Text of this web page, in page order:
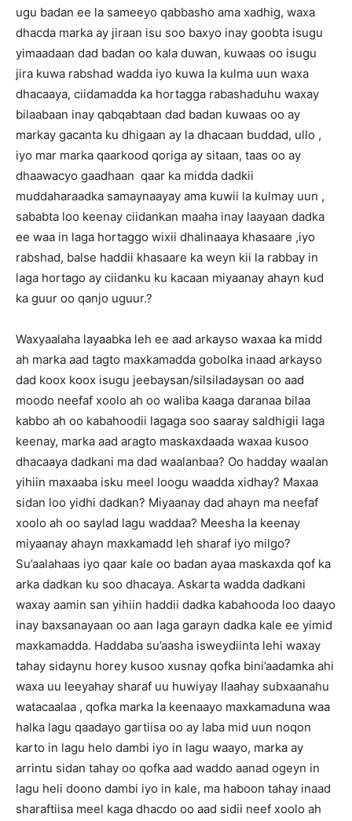
ugu badan ee la sameeyo qabbasho ama xadhig, waxa
dhacda marka ay jiraan isu soo baxyo inay goobta isugu
yimaadaan dad badan oo kala duwan, kuwaas oo isugu
jira kuwa rabshad wadda iyo kuwa la kulma uun waxa
dhacaaya, ciidamadda ka hortagga rabashaduhu waxay
bilaabaan inay qabqabtaan dad badan kuwaas oo ay
markay gacanta ku dhigaan ay la dhacaan buddad, ullo ,
iyo mar marka qaarkood qoriga ay sitaan, taas oo ay
dhaawacyo gaadhaan qaar ka midda dadkii
muddaharaadka samaynaayay ama kuwii la kulmay uun ,
sababta loo keenay ciidankan maaha inay laayaan dadka
ee waa in laga hortaggo wixii dhalinaaya khasaare ,iyo
rabshad, balse haddii khasaare ka weyn kii la rabbay in
laga hortago ay ciidanku ku kacaan miyaanay ahayn kud
ka guur oo qanjo uguur.?
Waxyaalaha layaabka leh ee aad arkayso waxaa ka midd
ah marka aad tagto maxkamadda gobolka inaad arkayso
dad koox koox isugu jeebaysan/silsiladaysan oo aad
moodo neefaf xoolo ah oo waliba kaaga daranaa bilaa
kabbo ah oo kabahoodii lagaga soo saaray saldhigii laga
keenay, marka aad aragto maskaxdaada waxaa kusoo
dhacaaya dadkani ma dad waalanbaa? Oo hadday waalan
yihiin maxaaba isku meel loogu waadda xidhay? Maxaa
sidan loo yidhi dadkan? Miyaanay dad ahayn ma neefaf
xoolo ah oo saylad lagu waddaa? Meesha la keenay
miyaanay ahayn maxkamadd leh sharaf iyo milgo?
Su’aalahaas iyo qaar kale oo badan ayaa maskaxda qof ka
arka dadkan ku soo dhacaya. Askarta wadda dadkani
waxay aamin san yihiin haddii dadka kabahooda loo daayo
inay baxsanayaan oo aan laga garayn dadka kale ee yimid
maxkamadda. Haddaba su’aasha isweydiinta lehi waxay
tahay sidaynu horey kusoo xusnay qofka bini’aadamka ahi
waxa uu leeyahay sharaf uu huwiyay Ilaahay subxaanahu
watacaalaa , qofka marka la keenaayo maxkamaduna waa
halka lagu qaadayo gartiisa oo ay laba mid uun noqon
karto in lagu helo dambi iyo in lagu waayo, marka ay
arrintu sidan tahay oo qofka aad waddo aanad ogeyn in
lagu heli doono dambi iyo in kale, ma haboon tahay inaad
sharaftiisa meel kaga dhacdo oo aad sidii neef xoolo ah